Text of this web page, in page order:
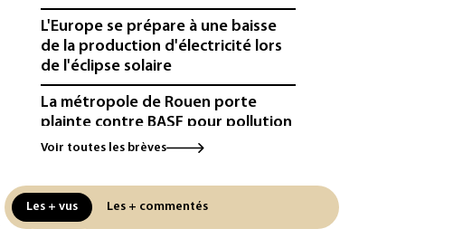
L'Europe se prépare à une baisse
de la production d'électricité lors
de l'éclipse solaire
La métropole de Rouen porte
plainte contre BASF pour pollution
aux PFAS
la centrale de Golfech reconnectée
au réseau
Voir toutes les brèves
Les + vus Les + commentés